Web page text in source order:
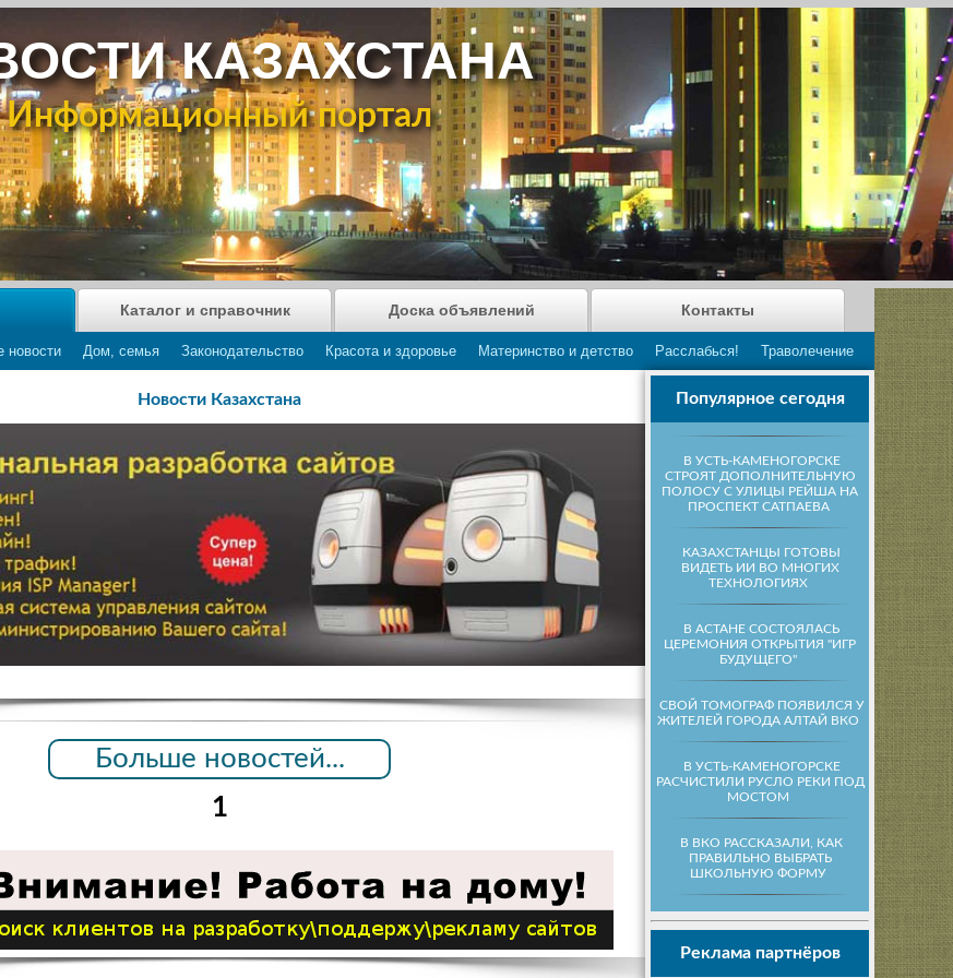
КАЗАХСТАНА
Информационный портал
новости Дом, семья Законодательство Красота и здоровье Материнство и детство Расслабься! Траволечение
Каталог и справочник Доска объявлений Контакты
Популярное сегодня
В УСТЬ-КАМЕНОГОРСКЕ
СТРОЯТ ДОПОЛНИТЕЛЬНУЮ
ПОЛОСУ С УЛИЦЫ РЕЙША НА
ПРОСПЕКТ САТПАЕВА
КАЗАХСТАНЦЫ ГОТОВЫ
ВИДЕТЬ ИИ ВО МНОГИХ
ТЕХНОЛОГИЯХ
В АСТАНЕ СОСТОЯЛАСЬ
ЦЕРЕМОНИЯ ОТКРЫТИЯ "ИГР
БУДУЩЕГО"
СВОЙ ТОМОГРАФ ПОЯВИЛСЯ У
ЖИТЕЛЕЙ ГОРОДА АЛТАЙ ВКО
В УСТЬ-КАМЕНОГОРСКЕ
РАСЧИСТИЛИ РУСЛО РЕКИ ПОД
МОСТОМ
В ВКО РАССКАЗАЛИ, КАК
ПРАВИЛЬНО ВЫБРАТЬ
ШКОЛЬНУЮ ФОРМУ
Реклама партнёров
Новости Казахстана
Больше новостей...
1